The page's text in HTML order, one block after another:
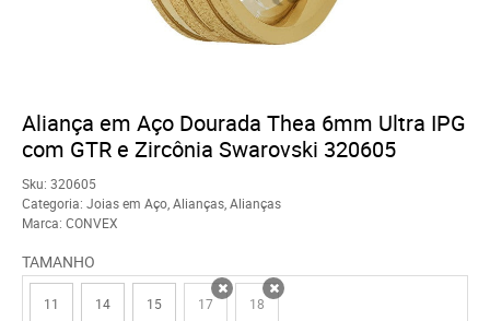
Aliança em Aço Dourada Thea 6mm Ultra IPG
com GTR e Zircônia Swarovski 320605
Sku: 320605
Categoria: Joias em Aço Alianças Alianças
Marca: CONVEX
TAMANHO
11 14 15 17x 18x